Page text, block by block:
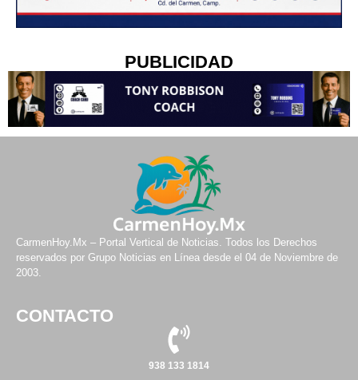
PUBLICIDAD
CarmenHoy.Mx – Portal Vertical de Noticias. Todos los Derechos
reservados por Grupo Noticias en Línea desde el 04 de Noviembre de
2003.
CONTACTO
938 133 1814